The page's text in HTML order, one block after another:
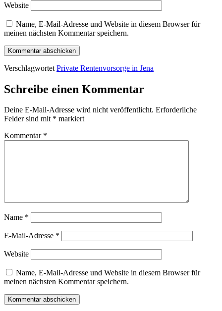
Website
Name, E-Mail-Adresse und Website in diesem Browser für
meinen nächsten Kommentar speichern.
Verschlagwortet Private Rentenvorsorge in Jena
Schreibe einen Kommentar
Deine E-Mail-Adresse wird nicht veröffentlicht. Erforderliche
Felder sind mit * markiert
Kommentar *
Name *
E-Mail-Adresse *
Website
Name, E-Mail-Adresse und Website in diesem Browser für
meinen nächsten Kommentar speichern.